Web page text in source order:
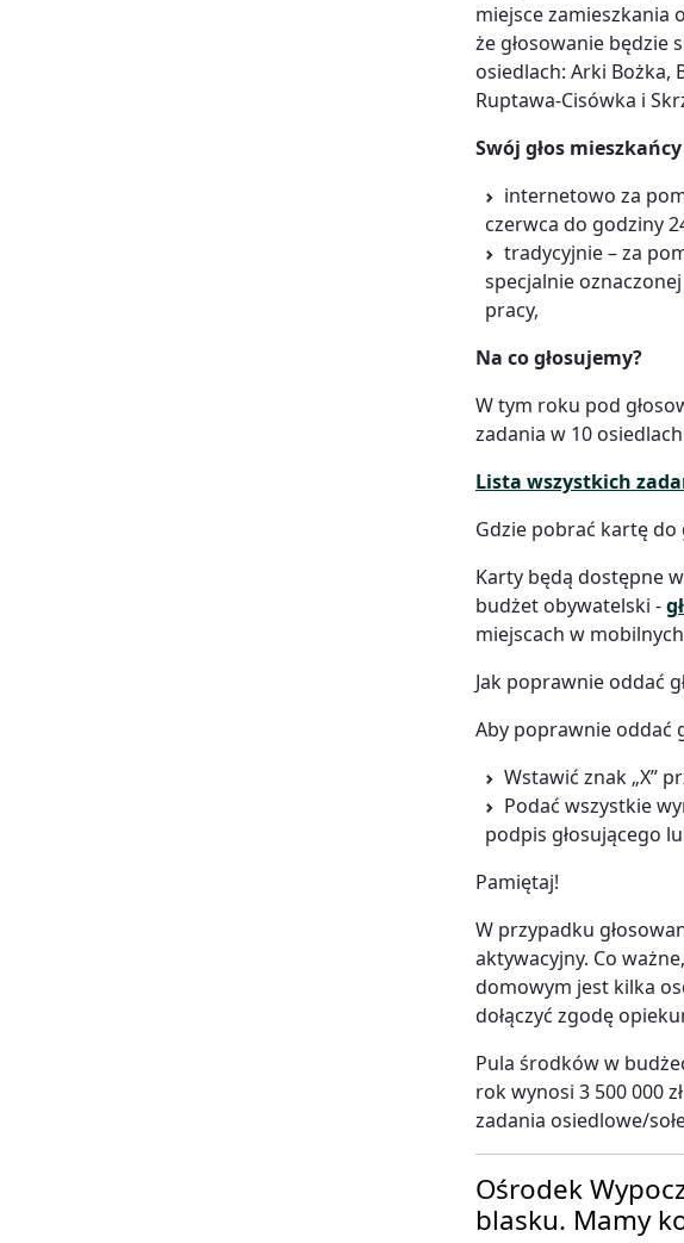
miejsce zamieszkania
że głosowanie będzie
osiedlach: Arki Bożka,
Ruptawa-Cisówka i
Swój głos
internetowo za
czerwca do godziny
tradycyjnie – za
specjalnie
pracy,
Na co głosujemy?
W tym roku pod
zadania w 10
Lista wszystkich
Gdzie pobrać kartę do
Karty będą dostępne
budżet obywatelski -
miejscach w
Jak poprawnie oddać
Aby poprawnie oddać
Wstawić znak „X”
Podać wszystkie
podpis głosującego
Pamiętaj!
W przypadku
aktywacyjny. Co
domowym jest kilka
dołączyć zgodę
Pula środków w
rok wynosi 3 500 000
zadania osiedlowe/
Ośrodek
blasku. Mamy